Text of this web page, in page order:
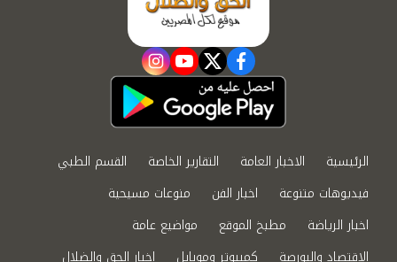
facebook
twitter
youtube
instagram
الرئيسية الاخبار العامة التقارير الخاصة
القسم الطبي
فيديوهات متنوعة
اخبار الفن
منوعات مسيحية
اخبار الرياضة
مطبخ الموقع
مواضيع عامة
الاقتصاد والبورصة
كمبيوتر وموبايل اخبار الحق والضلال